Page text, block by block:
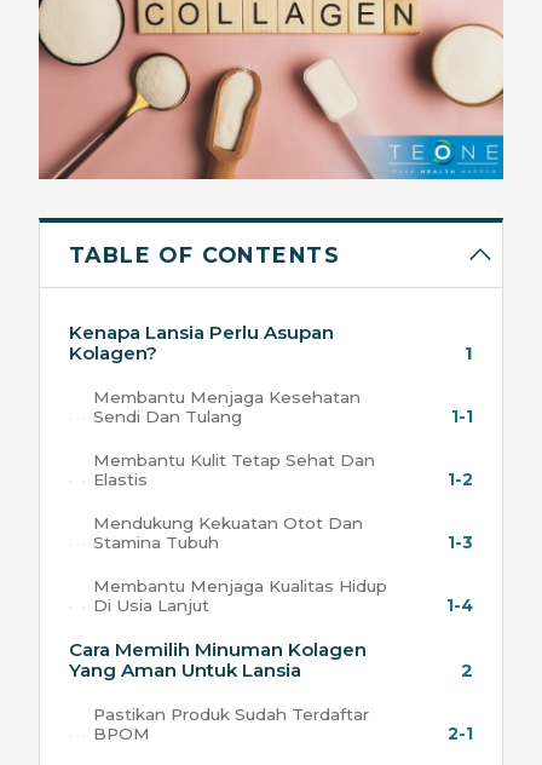
TABLE OF CONTENTS
Kenapa Lansia Perlu Asupan
Kolagen?
1
Membantu Menjaga Kesehatan
Sendi Dan Tulang
1-1
Membantu Kulit Tetap Sehat Dan
Elastis
1-2
Mendukung Kekuatan Otot Dan
Stamina Tubuh
1-3
Membantu Menjaga Kualitas Hidup
Di Usia Lanjut
1-4
Cara Memilih Minuman Kolagen
Yang Aman Untuk Lansia
2
Pastikan Produk Sudah Terdaftar
BPOM
2-1